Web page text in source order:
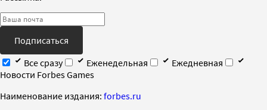
Подписаться
Все сразу
Еженедельная
Ежедневная
Новости Forbes Games
Наименование издания: forbes.ru